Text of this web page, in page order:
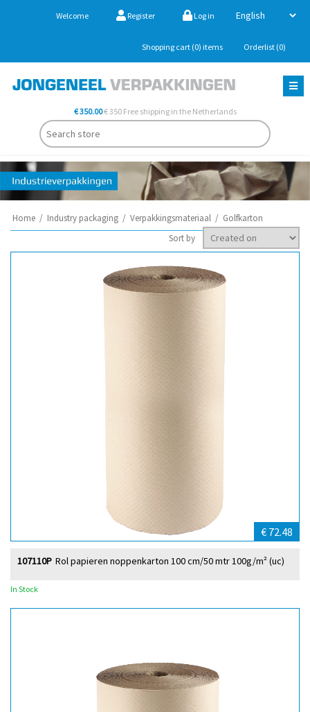
Welcome Register Log in
Shopping cart (0) items Orderlist (0)
€ 350.00€ 350 Free shipping in the Netherlands
Home / Industry packaging / Verpakkingsmateriaal / Golfkarton
Sort by
€ 72.48
Rol papieren noppenkarton 100 cm/50 mtr 100g/m² (uc)
107110P
In Stock